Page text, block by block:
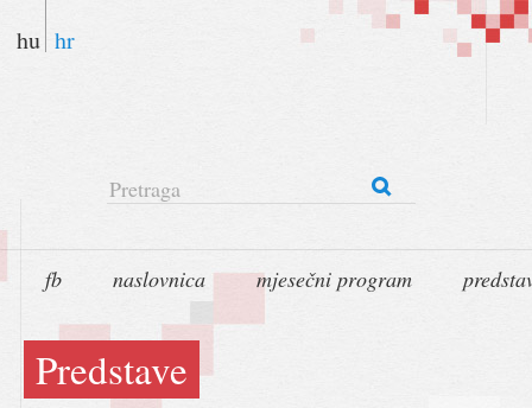
hu hr
Pretraga
fb naslovnica mjesečni program
Predstave